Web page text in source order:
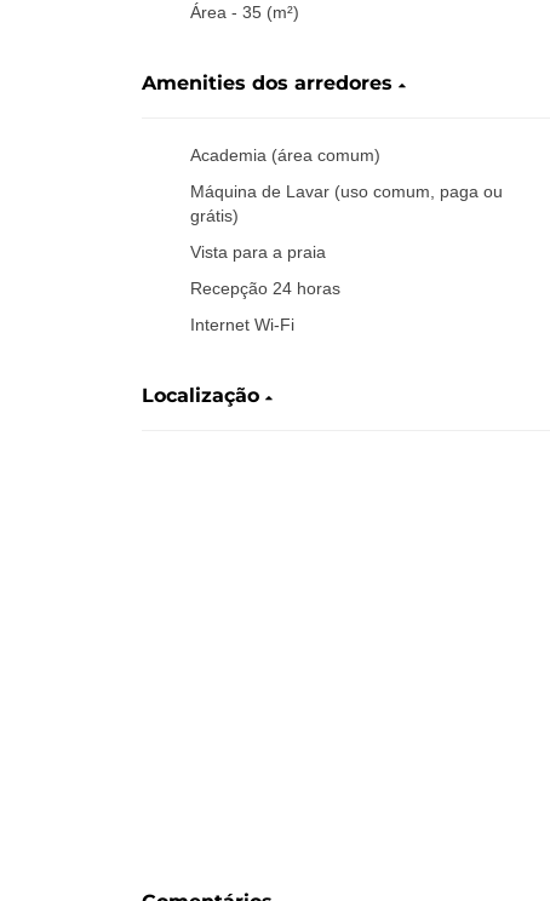
Área - 35 (m²)
Amenities dos arredores
Academia (área comum)
Máquina de Lavar (uso comum, paga ou
grátis)
Vista para a praia
Recepção 24 horas
Internet Wi-Fi
Localização